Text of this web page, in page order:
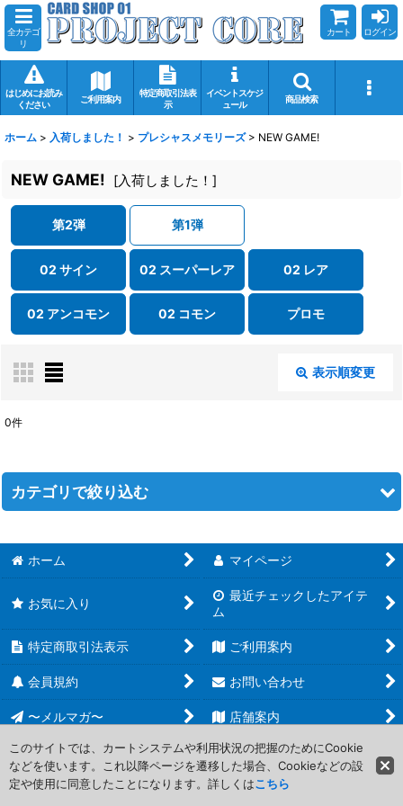
全カテゴ
リ
カート ログイン
はじめにお読み
ください
ご利用案内
特定商取引法表
示
イベントスケジ
ュール
商品検索
ホーム > 入荷しました！ > プレシャスメモリーズ > NEW GAME!
NEW GAME! [入荷しました！ ]
第2弾 第1弾
02 サイン 02 スーパーレア 02 レア
02 アンコモン 02 コモン プロモ
表示順変更
在庫あり
0件
カテゴリで絞り込む
プレシャスメモリーズ (全商品)
直筆サインカード
ネコぱら
私、能力は平均値でって言ったよね！
ぼくたちは勉強ができない！
ホーム マイページ
お気に入り
最近チェックしたアイテ
ム
特定商取引法表示 ご利用案内
会員規約 お問い合わせ
〜メルマガ〜 店舗案内
Copyright (C) 2006-2017 PROJECT CORE Corporation. All Rights
Reserved.
このサイトでは、カートシステムや利用状況の把握のためにCookie
などを使います。これ以降ページを遷移した場合、Cookieなどの設
定や使用に同意したことになります。詳しくはこちら